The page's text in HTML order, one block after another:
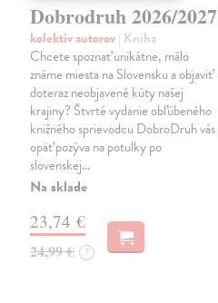
Dobrodruh 2026/2027
kolektív autorov| Kniha
Chcete spoznať unikátne, málo
známe miesta na Slovensku a objaviť
doteraz neobjavené kúty našej
krajiny? Štvrté vydanie obľúbeného
knižného sprievodcu DobroDruh vás
opäť pozýva na potulky po
slovenskej…
Na sklade
23,74 €
24,99 € ?